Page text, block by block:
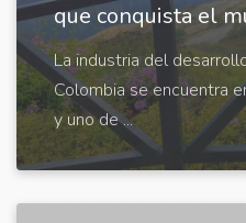
que conquista el
La industria del
Colombia se encuentra
y uno de ...